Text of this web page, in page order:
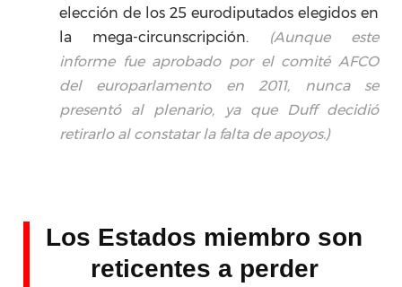
elección de los 25 eurodiputados elegidos en
la mega-circunscripción.
(Aunque este
informe fue aprobado por el comité AFCO
del europarlamento en 2011, nunca se
presentó al plenario, ya que Duff decidió
retirarlo al constatar la falta de apoyos.)
Los Estados miembro son
reticentes a perder